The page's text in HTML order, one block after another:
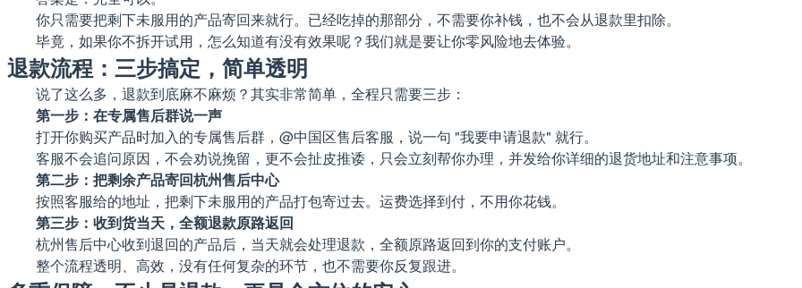
你只需要把剩下未服用的产品寄回来就行。已经吃掉的那部分，不需要你补钱，也不会从退款里扣除。
毕竟，如果你不拆开试用，怎么知道有没有效果呢？我们就是要让你零风险地去体验。
退款流程：三步搞定，简单透明
说了这么多，退款到底麻不麻烦？其实非常简单，全程只需要三步：
第一步：在专属售后群说一声
打开你购买产品时加入的专属售后群，@中国区售后客服，说一句 "我要申请退款" 就行。
客服不会追问原因，不会劝说挽留，更不会扯皮推诿，只会立刻帮你办理，并发给你详细的退货地址和注意事项。
第二步：把剩余产品寄回杭州售后中心
按照客服给的地址，把剩下未服用的产品打包寄过去。运费选择到付，不用你花钱。
第三步：收到货当天，全额退款原路返回
杭州售后中心收到退回的产品后，当天就会处理退款，全额原路返回到你的支付账户。
整个流程透明、高效，没有任何复杂的环节，也不需要你反复跟进。